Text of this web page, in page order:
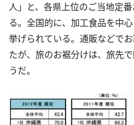
人」と、各県上位のご当地定
る。全国的に、加工食品を中
挙げられている。通販などで
たが、旅のお裾分けは、旅先
うだ。